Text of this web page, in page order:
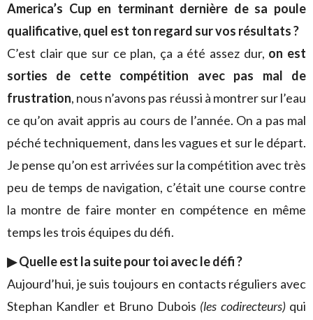
America’s Cup en terminant dernière de sa poule
qualificative, quel est ton regard sur vos résultats ?
C’est clair que sur ce plan, ça a été assez dur, on est
sorties de cette compétition avec pas mal de
frustration, nous n’avons pas réussi à montrer sur l’eau
ce qu’on avait appris au cours de l’année. On a pas mal
péché techniquement, dans les vagues et sur le départ.
Je pense qu’on est arrivées sur la compétition avec très
peu de temps de navigation, c’était une course contre
la montre de faire monter en compétence en même
temps les trois équipes du défi.
▶ Quelle est la suite pour toi avec le défi ?
Aujourd’hui, je suis toujours en contacts réguliers avec
Stephan Kandler et Bruno Dubois (les codirecteurs)qui